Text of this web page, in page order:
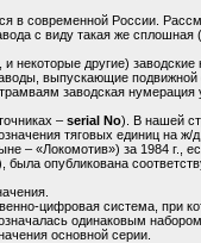
в современной России.
с виду такая же
некоторые другие)
выпускающие
заводская нумерация
– serial No). В нашей
тяговых единиц на
– «Локомотив») за 1984 г.,
опубликована
цифровая система, при
одинаковым
основной серии.